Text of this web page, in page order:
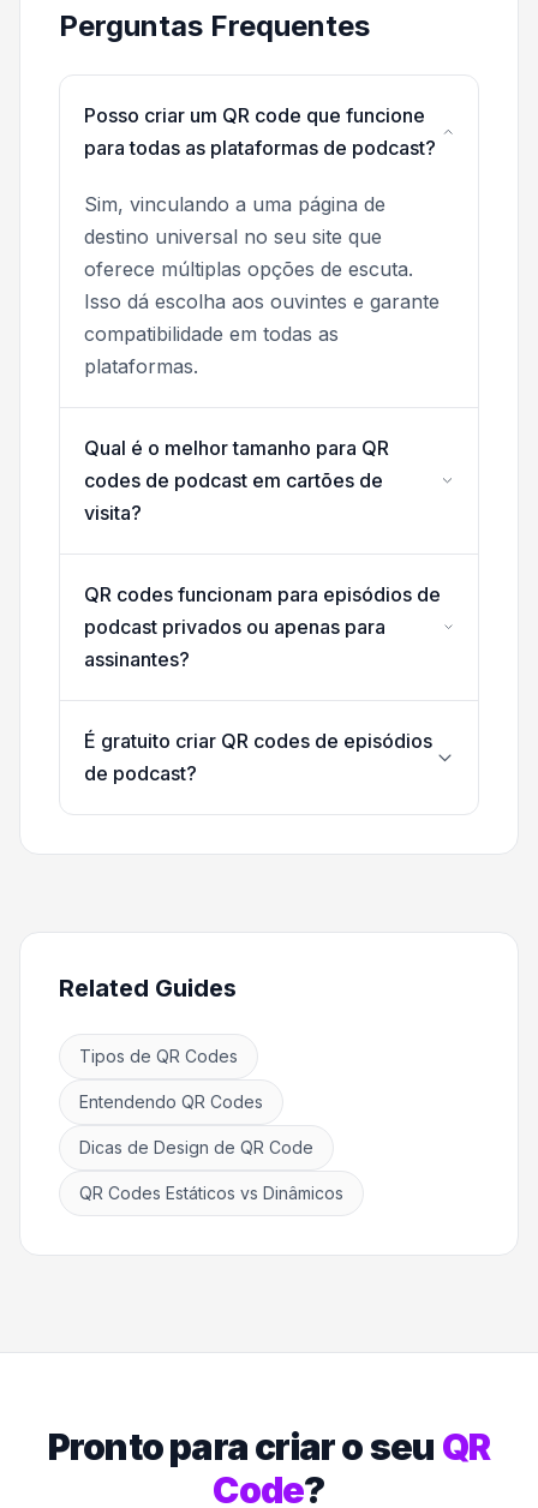
Perguntas Frequentes
Posso criar um QR code que funcione
para todas as plataformas de podcast?
Sim, vinculando a uma página de
destino universal no seu site que
oferece múltiplas opções de escuta.
Isso dá escolha aos ouvintes e garante
compatibilidade em todas as
plataformas.
Qual é o melhor tamanho para QR
codes de podcast em cartões de
visita?
QR codes funcionam para episódios de
podcast privados ou apenas para
assinantes?
É gratuito criar QR codes de episódios
de podcast?
Related Guides
Tipos de QR Codes
Entendendo QR Codes
Dicas de Design de QR Code
QR Codes Estáticos vs Dinâmicos
Pronto para criar o seu QR
Code?